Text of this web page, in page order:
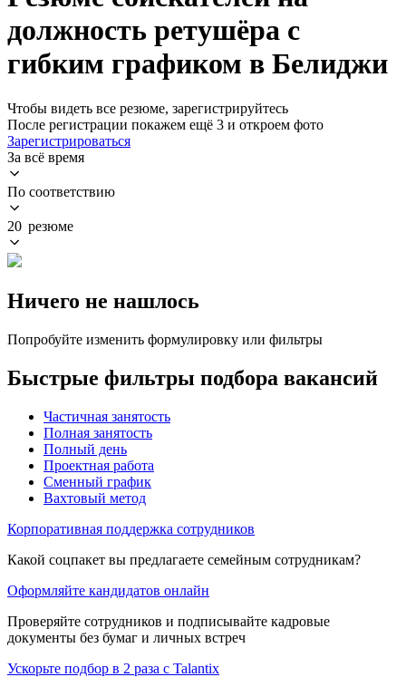
должность ретушёра с
гибким графиком в Белиджи
Чтобы видеть все резюме, зарегистрируйтесь
После регистрации покажем ещё 3 и откроем фото
Зарегистрироваться
За всё время
По соответствию
20 резюме
Ничего не нашлось
Попробуйте изменить формулировку или фильтры
Быстрые фильтры подбора вакансий
Частичная занятость
Полная занятость
Полный день
Проектная работа
Сменный график
Вахтовый метод
Корпоративная поддержка сотрудников
Какой соцпакет вы предлагаете семейным сотрудникам?
Оформляйте кандидатов онлайн
Проверяйте сотрудников и подписывайте кадровые
документы без бумаг и личных встреч
Ускорьте подбор в 2 раза с Talantix